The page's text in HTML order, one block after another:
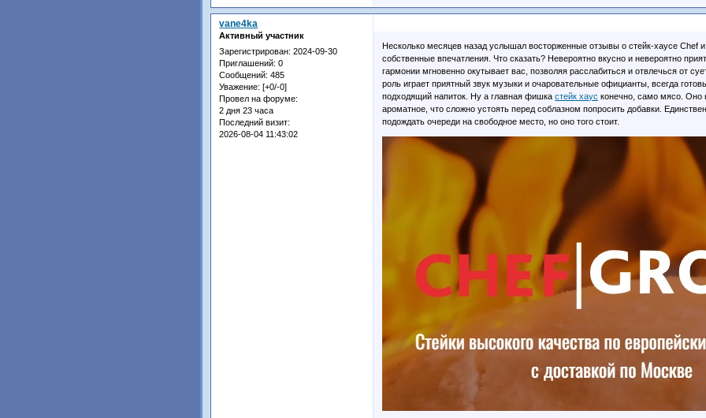
vane4ka
Активный участник
Зарегистрирован: 2024-09-30
Приглашений: 0
Сообщений: 485
Уважение: [+0/-0]
Провел на форуме:
2 дня 23 часа
Последний визит:
2026-08-04 11:43:02
Несколько месяцев назад услышал восторженные отзывы о стейк-хаусе Chef
собственные впечатления. Что сказать? Невероятно вкусно и невероятно
гармонии мгновенно окутывает вас, позволяя расслабиться и отвлечься от
роль играет приятный звук музыки и очаровательные официанты, всегда
подходящий напиток. Ну а главная фишкастейк хаус конечно, само мясо. Оно
ароматное, что сложно устоять перед соблазном попросить добавки.
подождать очереди на свободное место, но оно того стоит.